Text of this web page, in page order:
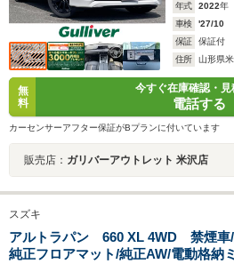
年式 2022年
車検
'27/10
保証
保証付
住所
山形県
無
料
今すぐ在庫確認・見
電話する
カーセンサーアフター保証がBプランに付いています
販売店： ガリバーアウトレット 米沢店
スズキ
アルトラパン 660 XL 4WD 禁煙車/
純正フロアマット/純正AW/電動格納